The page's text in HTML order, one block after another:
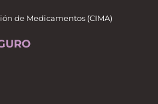
de Medicamentos (CIMA)